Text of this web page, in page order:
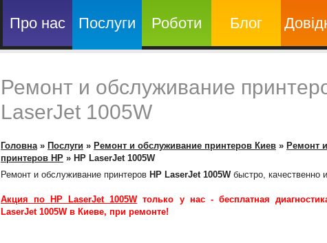
Про нас Послуги Роботи Блог
Ремонт и обслуживание
LaserJet 1005W
Головна» Послуги » Ремонт и обслуживание принтеров Киев » Ремонт
принтеров HP » HP LaserJet 1005W
Ремонт и обслуживание принтеров HP LaserJet 1005Wбыстро, качественно
Акция по HP LaserJet 1005Wтолько у нас - бесплатная
LaserJet 1005Wв Киеве, при ремонте!